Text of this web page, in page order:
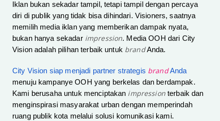
Iklan bukan sekadar tampil, tetapi tampil dengan percaya
diri di publik yang tidak bisa dihindari. Visioners, saatnya
memilih media iklan yang memberikan dampak nyata,
bukan hanya sekadar impression. Media OOH dari City
Vision adalah pilihan terbaik untuk brandAnda.
City Vision siap menjadi partner strategis brandAnda
menuju kampanye OOH yang berkelas dan berdampak.
Kami berusaha untuk menciptakan impressionterbaik dan
menginspirasi masyarakat urban dengan memperindah
ruang publik kota melalui solusi komunikasi kami.